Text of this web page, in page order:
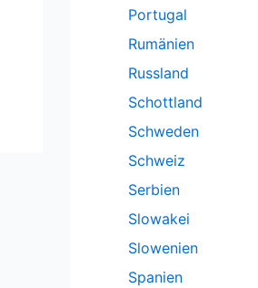
Portugal
Rumänien
Russland
Schottland
Schweden
Schweiz
Serbien
Slowakei
Slowenien
Spanien